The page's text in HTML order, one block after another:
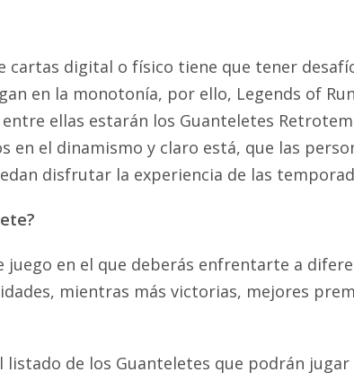
cartas digital o físico tiene que tener
en la monotonía, por ello, Legends of
ellas estarán los Guanteletes
en el dinamismo y claro está, que las
disfrutar la experiencia de las
juego en el que deberás enfrentarte a
mientras más victorias, mejores
listado de los Guanteletes que podrán jugar